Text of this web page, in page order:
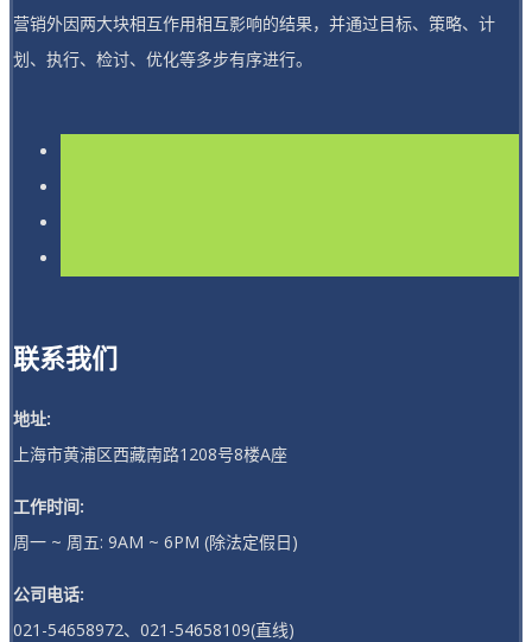
营销外因两大块相互作用相互影响的结果，并通过目标、策略、计
划、执行、检讨、优化等多步有序进行。
联系我们
地址:
上海市黄浦区西藏南路1208号8楼A座
工作时间:
周一 ~ 周五: 9AM ~ 6PM (除法定假日)
公司电话:
021-54658972、021-54658109(直线)